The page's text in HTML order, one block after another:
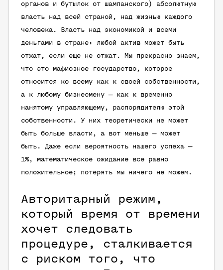
органов и бутылок от шампанского) абсолютную
власть над всей страной, над жизнью каждого
человека. Власть над экономикой и всеми
деньгами в стране: любой актив может быть
отжат, если еще не отжат. Мы прекрасно знаем,
что это мафиозное государство, которое
относится ко всему как к своей собственности,
а к любому бизнесмену — как к временно
нанятому управляющему, распорядителю этой
собственности. У них теоретически не может
быть больше власти, а вот меньше — может
быть. Даже если вероятность нашего успеха —
1%, математическое ожидание все равно
положительное; потерять мы ничего не можем.
Авторитарный режим,
который время от времени
хочет следовать
процедуре, сталкивается
с риском того, что